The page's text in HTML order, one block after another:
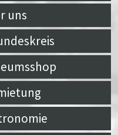
uns